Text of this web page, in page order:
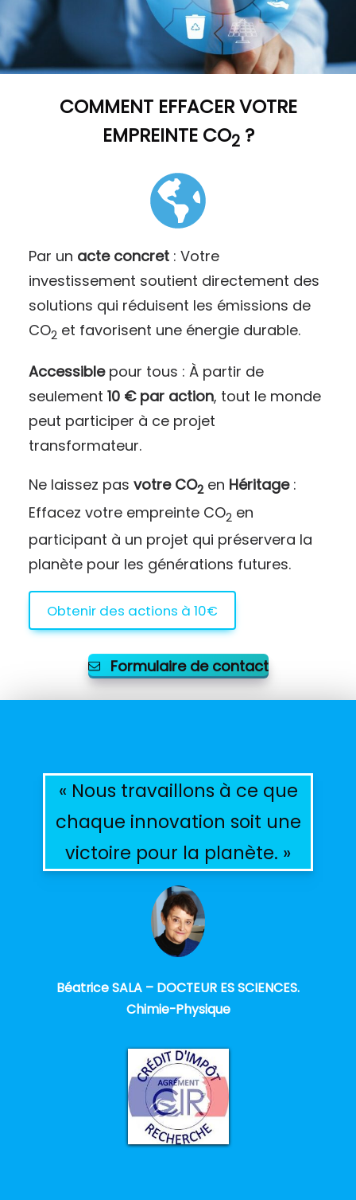
COMMENT EFFACER VOTRE
EMPREINTE CO2?
Par un acte concret: Votre
investissement soutient directement des
solutions qui réduisent les émissions de
CO2 et favorisent une énergie durable.
Accessiblepour tous : À partir de
seulement 10 € par action, tout le monde
peut participer à ce projet
transformateur.
Ne laissez pas votre CO2en Héritage:
Effacez votre empreinte CO2 en
participant à un projet qui préservera la
planète pour les générations futures.
Obtenir des actions à 10€
Formulaire de contact
« Nous travaillons à ce que
chaque innovation soit une
victoire pour la planète. »
Béatrice SALA – DOCTEUR ES SCIENCES.
Chimie-Physique